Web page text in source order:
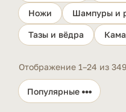
Ножи Шампуры и
Тазы и вёдра
Отображение 1–24 из 349